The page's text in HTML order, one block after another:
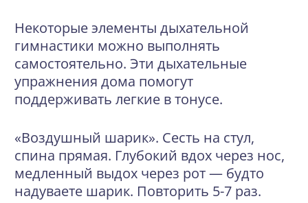
Некоторые элементы дыхательной
гимнастики можно выполнять
самостоятельно. Эти дыхательные
упражнения дома помогут
поддерживать легкие в тонусе.
«Воздушный шарик». Сесть на стул,
спина прямая. Глубокий вдох через нос,
медленный выдох через рот — будто
надуваете шарик. Повторить 5-7 раз.